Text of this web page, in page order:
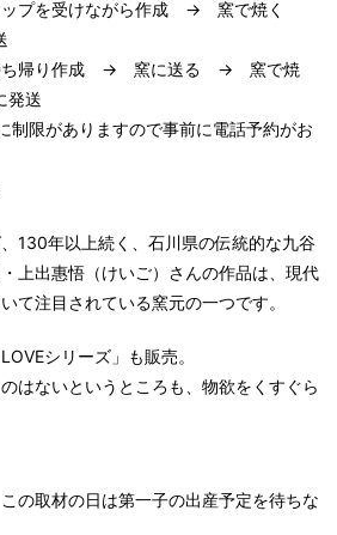
ップを受けながら作成 → 窯で焼く
持ち帰り作成 → 窯に送る → 窯で焼
送
制限がありますので事前に電話予約がお
130年以上続く、石川県の伝統的な九谷
上出惠悟（けいご）さんの作品は、現代
て注目されている窯元の一つです。
シリーズ」も販売。
はないというところも、物欲をくすぐら
の取材の日は第一子の出産予定を待ちな